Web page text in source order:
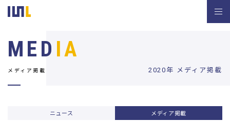
2020年 メディア掲載
MED IA
メディア掲載
ニュース メディア掲載